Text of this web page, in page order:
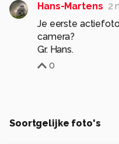
Hans-Martens 2
Je eerste
camera?
Gr. Hans.
0
Soortgelijke foto's